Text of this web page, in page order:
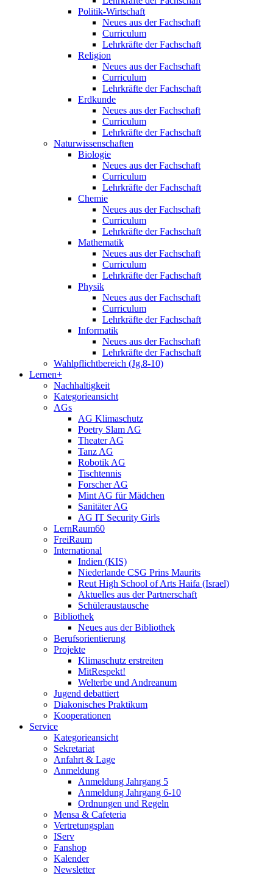
Politik-Wirtschaft
Neues aus der Fachschaft
Curriculum
Lehrkräfte der Fachschaft
Religion
Neues aus der Fachschaft
Curriculum
Lehrkräfte der Fachschaft
Erdkunde
Neues aus der Fachschaft
Curriculum
Lehrkräfte der Fachschaft
Naturwissenschaften
Biologie
Neues aus der Fachschaft
Curriculum
Lehrkräfte der Fachschaft
Chemie
Neues aus der Fachschaft
Curriculum
Lehrkräfte der Fachschaft
Mathematik
Neues aus der Fachschaft
Curriculum
Lehrkräfte der Fachschaft
Physik
Neues aus der Fachschaft
Curriculum
Lehrkräfte der Fachschaft
Informatik
Neues aus der Fachschaft
Lehrkräfte der Fachschaft
Wahlpflichtbereich (Jg.8-10)
Lernen+
Nachhaltigkeit
Kategorieansicht
AGs
AG Klimaschutz
Poetry Slam AG
Theater AG
Tanz AG
Robotik AG
Tischtennis
Forscher AG
Mint AG für Mädchen
Sanitäter AG
AG IT Security Girls
LernRaum60
FreiRaum
International
Indien (KIS)
Niederlande CSG Prins Maurits
Reut High School of Arts Haifa (Israel)
Aktuelles aus der Partnerschaft
Schüleraustausche
Bibliothek
Neues aus der Bibliothek
Berufsorientierung
Projekte
Klimaschutz erstreiten
MitRespekt!
Welterbe und Andreanum
Jugend debattiert
Diakonisches Praktikum
Kooperationen
Service
Kategorieansicht
Sekretariat
Anfahrt & Lage
Anmeldung
Anmeldung Jahrgang 5
Anmeldung Jahrgang 6-10
Ordnungen und Regeln
Mensa & Cafeteria
Vertretungsplan
IServ
Fanshop
Kalender
Newsletter